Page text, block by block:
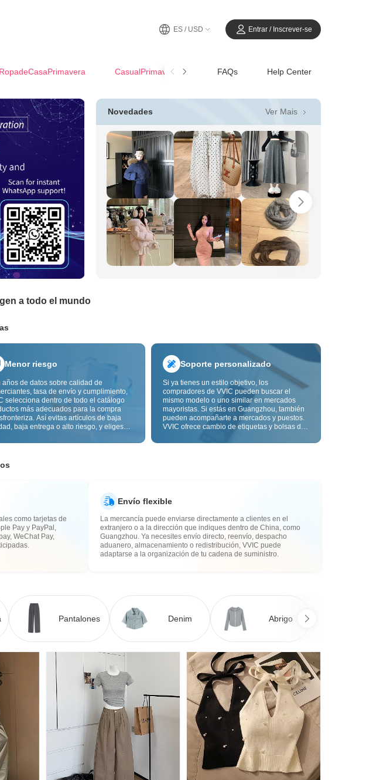
ES / USD Entrar / Inscrever-se
RopadeCasaPrimavera CasualPrimavera-Verano FAQs Help Center
Novedades Ver Mais 
a todo el mundo
Menor riesgo
años de datos sobre calidad de
tasa de envío y cumplimiento,
selecciona dentro de todo el catálogo
más adecuados para la compra
Así evitas artículos de baja
baja entrega o alto riesgo, y eliges
transfronteriza y las etiquetas de
y posventa.
Soporte personalizado
Si ya tienes un estilo objetivo, los
compradores de VVIC pueden buscar el
mismo modelo o uno similar en mercados
mayoristas. Si estás en Guangzhou, también
pueden acompañarte a mercados y puestos.
VVIC ofrece cambio de etiquetas y bolsas de
imagen o muestra, para que tu compra sea
como tarjetas de
Pay y PayPal,
WeChat Pay,
Envío flexible
La mercancía puede enviarse directamente a clientes en el
extranjero o a la dirección que indiques dentro de China, como
Guangzhou. Ya necesites envío directo, reenvío, despacho
aduanero, almacenamiento o redistribución, VVIC puede
adaptarse a la organización de tu cadena de suministro.
Pantalones Denim Abrigo